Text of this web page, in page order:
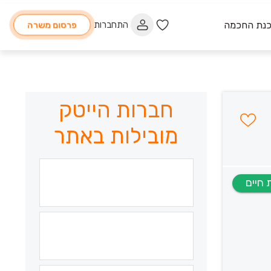
החכמה התחברות פרסום משרה
חברות הייטק
מובילות באתר